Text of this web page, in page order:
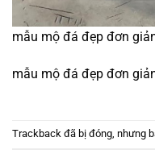
mẫu mộ đá đẹp đơn
mẫu mộ đá đẹp đơn
Trackback đã bị đóng, nhưng